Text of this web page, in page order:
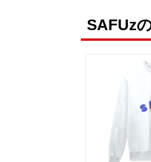
SAFUz